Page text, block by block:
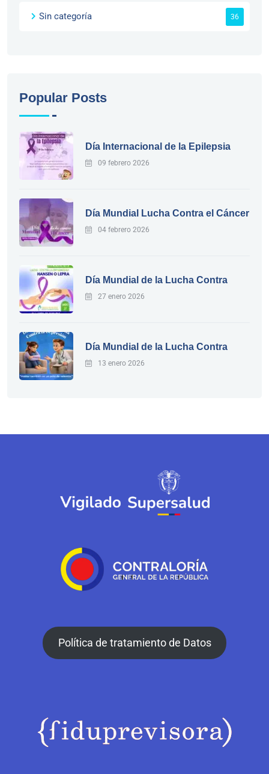
Sin categoría 36
Popular Posts
Día Internacional de la Epilepsia
09 febrero 2026
Día Mundial Lucha Contra el Cáncer
04 febrero 2026
Día Mundial de la Lucha Contra
27 enero 2026
Día Mundial de la Lucha Contra
13 enero 2026
Política de tratamiento de Datos